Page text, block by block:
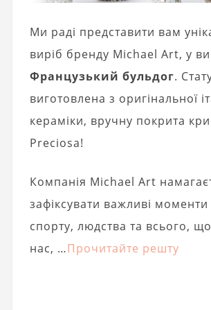
Ми раді представити вам
виріб бренду Michael Art, у
Французький бульдог.
виготовлена ​​з оригінальної
кераміки, вручну покрита
Preciosa!
Компанія Michael Art
зафіксувати важливі моменти
спорту, людства та всього,
нас, …Прочитайте решту